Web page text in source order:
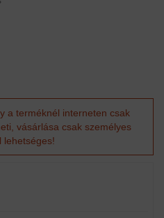
a terméknél interneten csak
vásárlása csak személyes
lehetséges!